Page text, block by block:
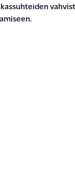
n